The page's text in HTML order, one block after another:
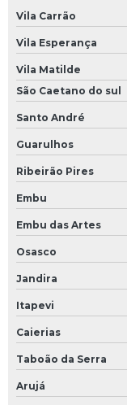
Vila Carrão
Vila Esperança
Vila Matilde
São Caetano do sul
Santo André
Guarulhos
Ribeirão Pires
Embu
Embu das Artes
Osasco
Jandira
Itapevi
Caierias
Taboão da Serra
Arujá